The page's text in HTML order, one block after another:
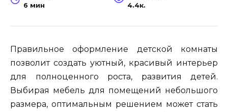
6 мин 4.4к.
Правильное оформление детской комнаты
позволит создать уютный, красивый интерьер
для полноценного роста, развития детей.
Выбирая мебель для помещений небольшого
размера, оптимальным решением может стать